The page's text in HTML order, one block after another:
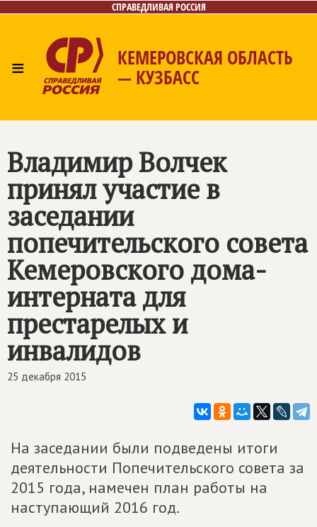
СПРАВЕДЛИВАЯ РОССИЯ
≡ КЕМЕРОВСКАЯ ОБЛАСТЬ
— КУЗБАСС
Фото/Видео
Владимир Волчек
принял участие в
заседании
попечительского совета
Кемеровского дома-
интерната для
престарелых и
инвалидов
25 декабря 2015
На заседании были подведены итоги
деятельности Попечительского совета за
2015 года, намечен план работы на
наступающий 2016 год.